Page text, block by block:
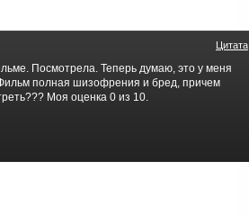
Цитата
Посмотрела. Теперь думаю, это у меня
полная шизофрения и бред, причем
Моя оценка 0 из 10.